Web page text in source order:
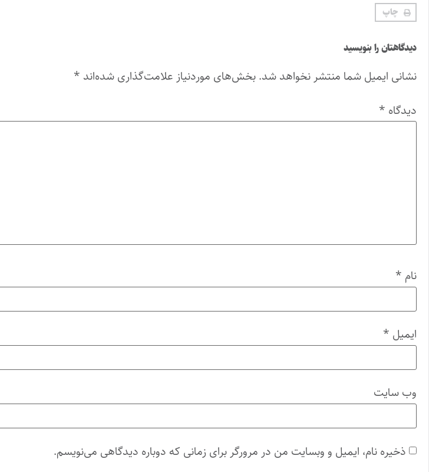
چاپ
دیدگاهتان را بنویسید
نشانی ایمیل شما منتشر نخواهد شد. بخش‌های موردنیاز علامت‌گذاری شده‌اند *
دیدگاه *
نام *
ایمیل *
وب‌ سایت
ذخیره نام، ایمیل و وبسایت من در مرورگر برای زمانی که دوباره دیدگاهی می‌نویسم.